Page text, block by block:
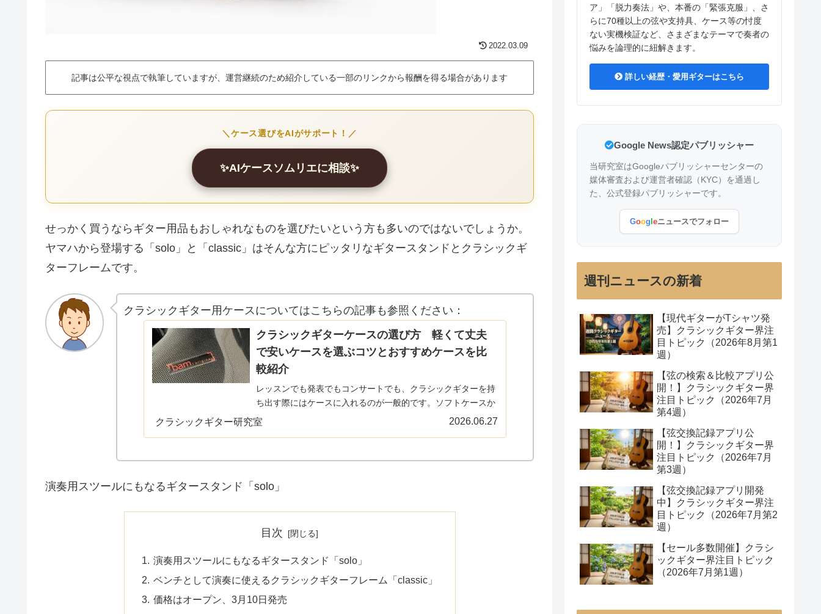
2022.03.09
記事は公平な視点で執筆していますが、運営継続のため紹介している一部のリンクから報酬を得る場合があります
＼ケース選びをAIがサポート！／
✨AIケースソムリエに相談✨
せっかく買うならギター用品もおしゃれなものを選びたいという方も多いのではないでしょうか。
ヤマハから登場する「solo」と「classic」はそんな方にピッタリなギタースタンドとクラシックギ
ターフレームです。
クラシックギター用ケースについてはこちらの記事も参照ください：
クラシックギターケースの選び方 軽くて丈夫
で安いケースを選ぶコツとおすすめケースを比
較紹介
レッスンでも発表でもコンサートでも、クラシックギターを持
ち出す際にはケースに入れるのが一般的です。ソフトケースか
らセミハードケース、ハードケースまで多種多様なケースが出
クラシックギター研究室 2026.06.27
演奏用スツールにもなるギタースタンド「solo」
目次
演奏用スツールにもなるギタースタンド「solo」
ベンチとして演奏に使えるクラシックギターフレーム「classic」
価格はオープン、3月10日発売
ア」「脱力奏法」や、本番の「緊張克服」、さ
らに70種以上の弦や支持具、ケース等の忖度
ない実機検証など、さまざまなテーマで奏者の
悩みを論理的に紐解きます。
詳しい経歴・愛用ギターはこちら
Google News認定パブリッシャー
当研究室はGoogleパブリッシャーセンターの
媒体審査および運営者確認（KYC）を通過し
た、公式登録パブリッシャーです。
Goog eニュースでフォロー
週刊ニュースの新着
【現代ギターがTシャツ発
売】クラシックギター界注
目トピック（2026年8月第1
週）
【弦の検索＆比較アプリ公
開！】クラシックギター界
注目トピック（2026年7月
第4週）
【弦交換記録アプリ公
開！】クラシックギター界
注目トピック（2026年7月
第3週）
【弦交換記録アプリ開発
中】クラシックギター界注
目トピック（2026年7月第2
週）
【セール多数開催】クラシ
ックギター界注目トピック
（2026年7月第1週）